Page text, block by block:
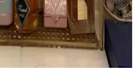
Yeni Başlayanlar İçin
Saklama Rehberi
farklı koku profilleriyle kişisel zevkinizi
uygun seçimler, parfümün gelişimi
koleksiyonunuzu zenginleştirir.